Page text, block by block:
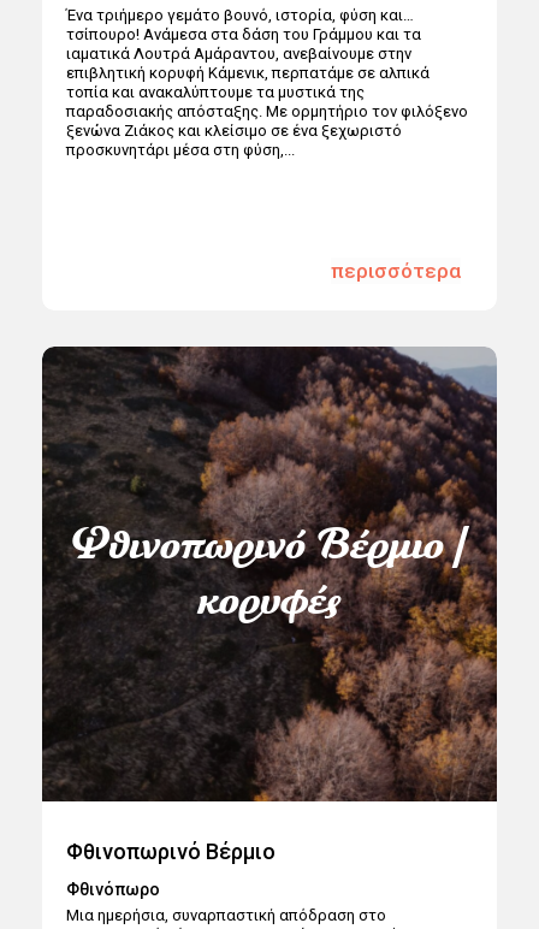
Ένα τριήμερο γεμάτο βουνό, ιστορία, φύση και…
τσίπουρο! Ανάμεσα στα δάση του Γράμμου και τα
ιαματικά Λουτρά Αμάραντου, ανεβαίνουμε στην
επιβλητική κορυφή Κάμενικ, περπατάμε σε αλπικά
τοπία και ανακαλύπτουμε τα μυστικά της
παραδοσιακής απόσταξης. Με ορμητήριο τον φιλόξενο
ξενώνα Ζιάκος και κλείσιμο σε ένα ξεχωριστό
προσκυνητάρι μέσα στη φύση,...
περισσότερα
Φθινοπωρινό Βέρμιο |
κορυφές
Φθινοπωρινό Βέρμιο
Φθινόπωρο
Μια ημερήσια, συναρπαστική απόδραση στο